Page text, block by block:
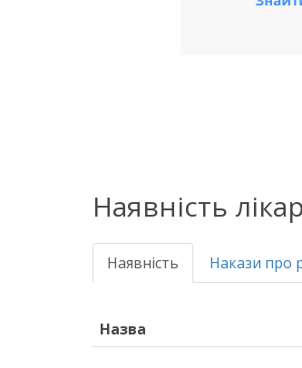
Наявність
Наявність Накази про
Назва